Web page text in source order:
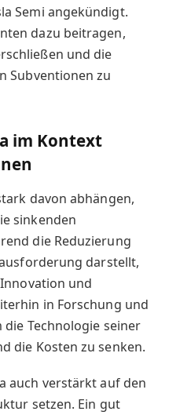
Semi angekündigt.
dazu beitragen,
und die
Subventionen zu
im Kontext
davon abhängen,
sinkenden
die Reduzierung
darstellt,
und
in Forschung und
Technologie seiner
die Kosten zu senken.
auch verstärkt auf den
setzen. Ein gut